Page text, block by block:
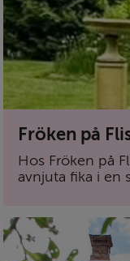
Fröken på
Hos Fröken på
avnjuta fika i en